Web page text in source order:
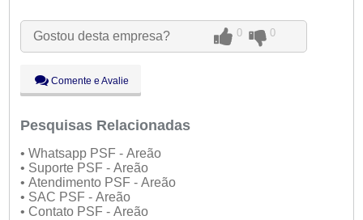
Ter:
09:00 - 18:00
Qua:
09:00 - 18:00●Abre ás 09:00
Sex:
09:00 - 18:00
Sáb:
Fechado
Dom:
Fechado
Gostou desta empresa? 0 0
Comente e Avalie
Pesquisas Relacionadas
• Whatsapp PSF - Areão
• Suporte PSF - Areão
• Atendimento PSF - Areão
• SAC PSF - Areão
• Contato PSF - Areão